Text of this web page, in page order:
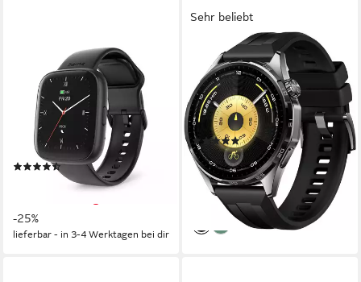
Smartwatch 46 mm
(Telefonfunktion, WhatsApp,
E-Mail etc., wasserdicht)
Smartwatch
120 Std.
Akkulaufzeit
(16)
ab 29,99 € UVP39,99 €
-25%
lieferbar - in 3-4 Werktagen bei dir
Sehr beliebt
HUAWEI
WATCH GT6 46 mm
Smartwatch
288 Std. Akkulaufzeit
Harmony OS Betriebssystem
(27)
ab 194,41 € UVP249,00 €
17,76 €mtl. in 12 Raten
-22%
lieferbar - in 2-3 Werktagen bei dir